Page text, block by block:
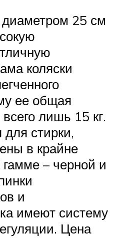
25 см
коляски
ее общая
лишь 15 кг.
стирки,
в крайне
– черной и
и
имеют систему
Цена